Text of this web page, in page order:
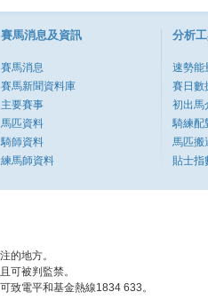
賽馬消息及資訊
賽馬消息
賽馬新聞資料庫
主要賽事
馬匹資料
騎師資料
練馬師資料
分析
速勢能
賽日數
初出馬
騎練配
馬匹搬
貼士指
的地方。
可被判監禁。
致電平和基金熱線1834 633。